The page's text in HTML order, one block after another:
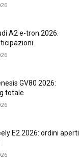
A2 e-tron 2026:
GV80 2026:
totale
E2 2026: ordini aperti